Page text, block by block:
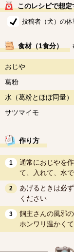
このレシピで想
投稿者（犬）の
食材（1食分）
おじや
葛粉
水（葛粉とほぼ同量）
サツマイモ
作り方
1
通常におじやを
て、入れて、水
2
あげるときは必
ください
3
飼主さんの風邪
ホンワリ温かく